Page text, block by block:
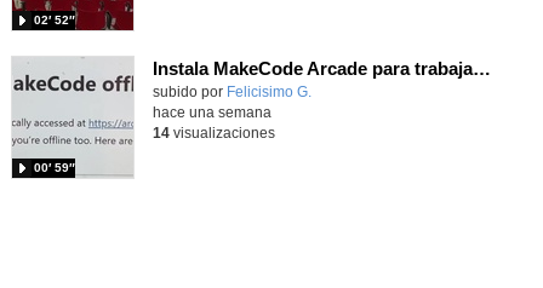
02′ 52″
Instala MakeCode Arcade para trabajar offline en tu tablet, ordenador, Chromebook
Contenido educativo.
subido por Felicisimo G.
00′ 59″
hace una semana
14visualizaciones